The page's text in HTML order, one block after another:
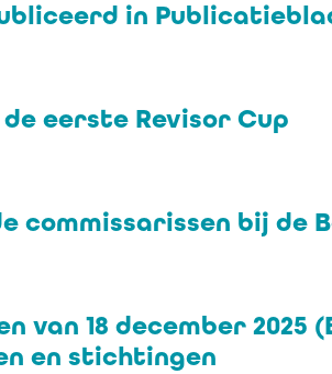
in
eerste Revisor Cup
commissarissen bij de
van 18 december 2025
en stichtingen